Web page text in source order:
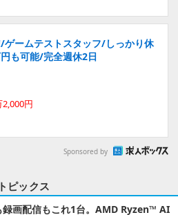
ームテストスタッフ/しっかり休
も可能/完全週休2日
円
Sponsored by
トピックス
録画配信もこれ1台。AMD Ryzen™ AI